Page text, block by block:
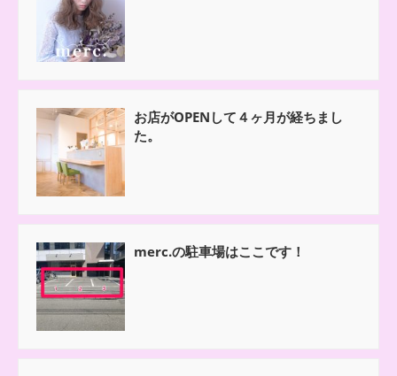
お店がOPENして４ヶ月が経ちまし
た。
merc.の駐車場はここです！